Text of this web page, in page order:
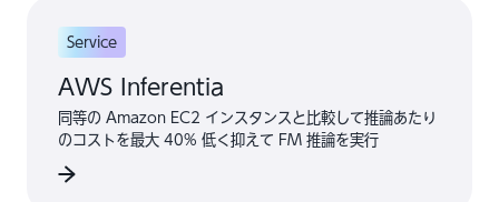
Service
AWS Inferentia
同等の Amazon EC2 インスタンスと比較して推論あたり
のコストを最大 40% 低く抑えて FM 推論を実行